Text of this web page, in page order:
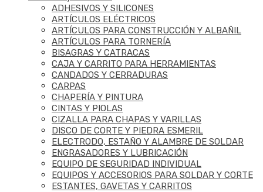
ADHESIVOS Y SILICONES
ARTÍCULOS ELÉCTRICOS
ARTÍCULOS PARA CONSTRUCCIÓN Y ALBAÑIL
ARTÍCULOS PARA TORNERÍA
BISAGRAS Y CATRACAS
CAJA Y CARRITO PARA HERRAMIENTAS
CANDADOS Y CERRADURAS
CARPAS
CHAPERÍA Y PINTURA
CINTAS Y PIOLAS
CIZALLA PARA CHAPAS Y VARILLAS
DISCO DE CORTE Y PIEDRA ESMERIL
ELECTRODO, ESTAÑO Y ALAMBRE DE SOLDAR
ENGRASADORES Y LUBRICACIÓN
EQUIPO DE SEGURIDAD INDIVIDUAL
EQUIPOS Y ACCESORIOS PARA SOLDAR Y CORTE
ESTANTES, GAVETAS Y CARRITOS